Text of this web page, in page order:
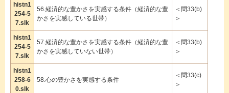
histn1
254-5
7.slk
56.経済的な豊かさを実感する条件（経済的な豊
かさを実感している世帯）
＜問33(b)
＞
histn1
254-5
7.slk
57.経済的な豊かさを実感する条件（経済的な豊
かさを実感していない世帯）
＜問33(b)
＞
histn1
258-6
0.slk
58.心の豊かさを実感する条件
＜問33(c)
＞